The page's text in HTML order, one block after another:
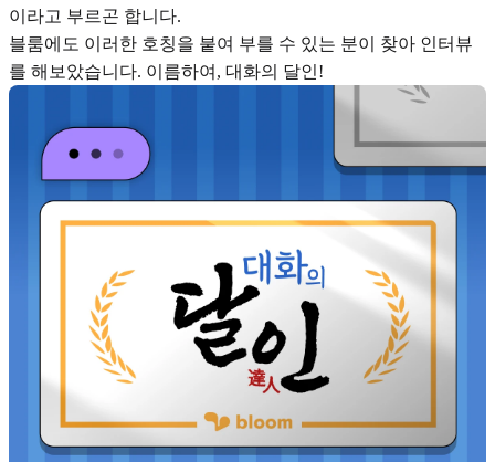
이라고 부르곤 합니다.
블룸에도 이러한 호칭을 붙여 부를 수 있는 분이 찾아 인터뷰
를 해보았습니다. 이름하여, 대화의 달인!